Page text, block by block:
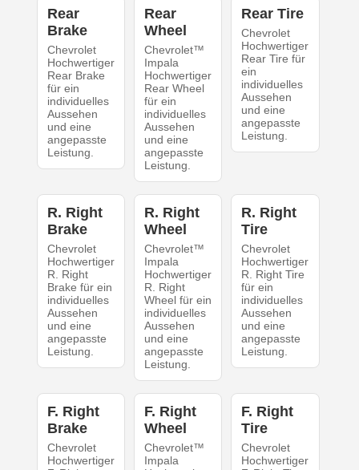
Rear
Brake
Chevrolet
Hochwertiger
Rear Brake
für ein
individuelles
Aussehen
und eine
angepasste
Leistung.
Rear
Wheel
Chevrolet™
Impala
Hochwertiger
Rear Wheel
für ein
individuelles
Aussehen
und eine
angepasste
Leistung.
Rear Tire
Chevrolet
Hochwertiger
Rear Tire für
ein
individuelles
Aussehen
und eine
angepasste
Leistung.
R. Right
Brake
Chevrolet
Hochwertiger
R. Right
Brake für ein
individuelles
Aussehen
und eine
angepasste
Leistung.
R. Right
Wheel
Chevrolet™
Impala
Hochwertiger
R. Right
Wheel für ein
individuelles
Aussehen
und eine
angepasste
Leistung.
R. Right
Tire
Chevrolet
Hochwertiger
R. Right Tire
für ein
individuelles
Aussehen
und eine
angepasste
Leistung.
F. Right
Brake
Chevrolet
Hochwertiger
F. Right
Wheel
Chevrolet™
Impala
F. Right
Tire
Chevrolet
Hochwertiger